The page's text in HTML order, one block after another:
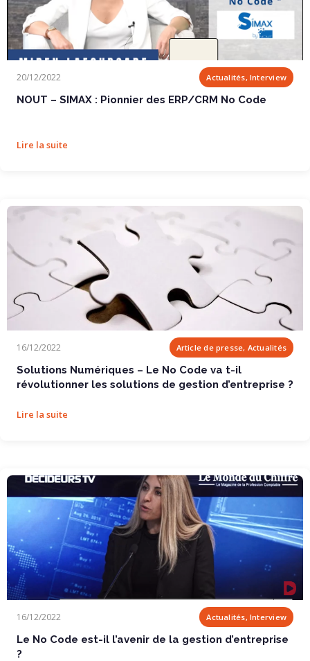
20/12/2022 Actualités, Interview
NOUT – SIMAX : Pionnier des ERP/CRM No Code
Lire la suite
Solutions Numériques – Le No Code va t-il...
16/12/2022 Article de presse, Actualités
Solutions Numériques – Le No Code va t-il
révolutionner les solutions de gestion d’entreprise ?
Lire la suite
16/12/2022 Actualités, Interview
Le No Code est-il l’avenir de la gestion d’entreprise
?